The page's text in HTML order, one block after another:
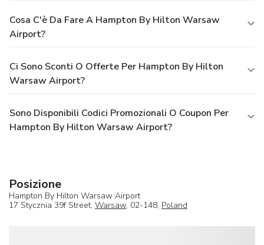
Cosa C'è Da Fare A Hampton By Hilton Warsaw
Airport?
Ci Sono Sconti O Offerte Per Hampton By Hilton
Warsaw Airport?
Sono Disponibili Codici Promozionali O Coupon Per
Hampton By Hilton Warsaw Airport?
Posizione
Hampton By Hilton Warsaw Airport
17 Stycznia 39f Street, Warsaw, 02-148, Poland